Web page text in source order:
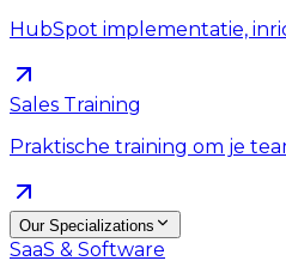
HubSpot implementatie,
Sales Training
Praktische training om je
Our Specializations
SaaS & Software